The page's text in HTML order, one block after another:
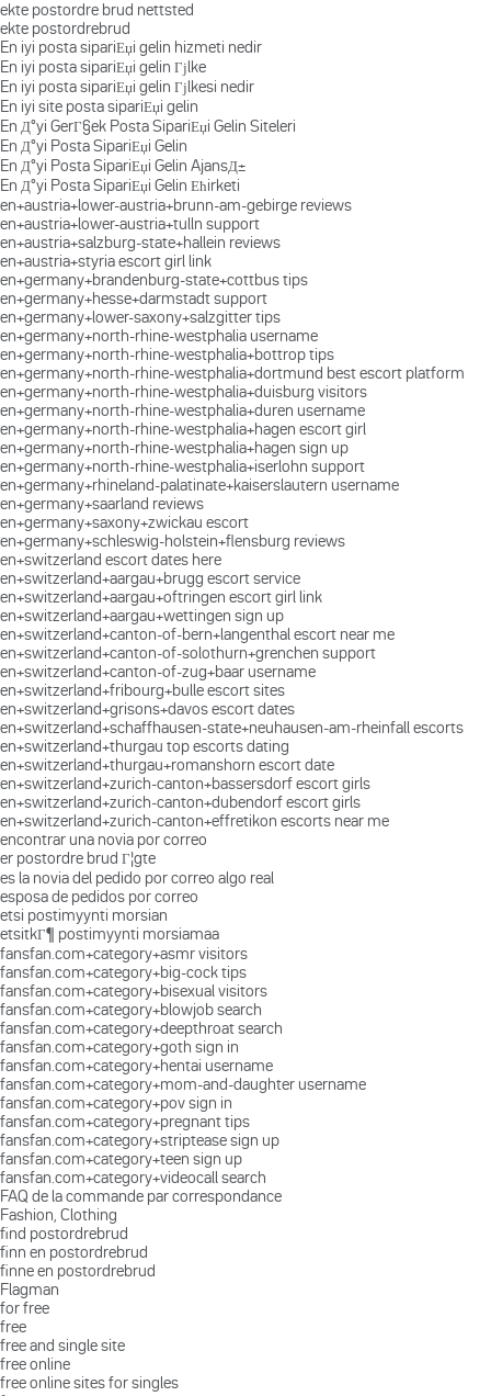
ekte postordre brud nettsted
ekte postordrebrud
En iyi posta sipariЕџi gelin hizmeti nedir
En iyi posta sipariЕџi gelin Гјlke
En iyi posta sipariЕџi gelin Гјlkesi nedir
En iyi site posta sipariЕџi gelin
En Д°yi GerГ§ek Posta SipariЕџi Gelin Siteleri
En Д°yi Posta SipariЕџi Gelin
En Д°yi Posta SipariЕџi Gelin AjansД±
En Д°yi Posta SipariЕџi Gelin Ећirketi
en+austria+lower-austria+brunn-am-gebirge reviews
en+austria+lower-austria+tulln support
en+austria+salzburg-state+hallein reviews
en+austria+styria escort girl link
en+germany+brandenburg-state+cottbus tips
en+germany+hesse+darmstadt support
en+germany+lower-saxony+salzgitter tips
en+germany+north-rhine-westphalia username
en+germany+north-rhine-westphalia+bottrop tips
en+germany+north-rhine-westphalia+dortmund best escort platform
en+germany+north-rhine-westphalia+duisburg visitors
en+germany+north-rhine-westphalia+duren username
en+germany+north-rhine-westphalia+hagen escort girl
en+germany+north-rhine-westphalia+hagen sign up
en+germany+north-rhine-westphalia+iserlohn support
en+germany+rhineland-palatinate+kaiserslautern username
en+germany+saarland reviews
en+germany+saxony+zwickau escort
en+germany+schleswig-holstein+flensburg reviews
en+switzerland escort dates here
en+switzerland+aargau+brugg escort service
en+switzerland+aargau+oftringen escort girl link
en+switzerland+aargau+wettingen sign up
en+switzerland+canton-of-bern+langenthal escort near me
en+switzerland+canton-of-solothurn+grenchen support
en+switzerland+canton-of-zug+baar username
en+switzerland+fribourg+bulle escort sites
en+switzerland+grisons+davos escort dates
en+switzerland+schaffhausen-state+neuhausen-am-rheinfall escorts
en+switzerland+thurgau top escorts dating
en+switzerland+thurgau+romanshorn escort date
en+switzerland+zurich-canton+bassersdorf escort girls
en+switzerland+zurich-canton+dubendorf escort girls
en+switzerland+zurich-canton+effretikon escorts near me
encontrar una novia por correo
er postordre brud Г¦gte
es la novia del pedido por correo algo real
esposa de pedidos por correo
etsi postimyynti morsian
etsitkГ¶ postimyynti morsiamaa
fansfan.com+category+asmr visitors
fansfan.com+category+big-cock tips
fansfan.com+category+bisexual visitors
fansfan.com+category+blowjob search
fansfan.com+category+deepthroat search
fansfan.com+category+goth sign in
fansfan.com+category+hentai username
fansfan.com+category+mom-and-daughter username
fansfan.com+category+pov sign in
fansfan.com+category+pregnant tips
fansfan.com+category+striptease sign up
fansfan.com+category+teen sign up
fansfan.com+category+videocall search
FAQ de la commande par correspondance
Fashion, Clothing
find postordrebrud
finn en postordrebrud
finne en postordrebrud
Flagman
for free
free
free and single site
free online
free online sites for singles